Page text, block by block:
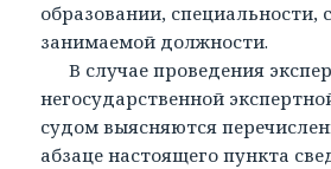
образовании, специальности,
занимаемой должности.
В случае проведения
негосударственной
судом выясняются
абзаце настоящего пункта